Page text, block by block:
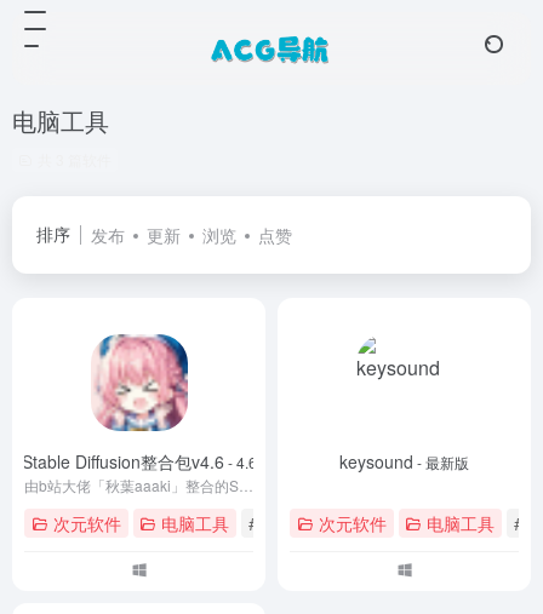
电脑工具
排序 发布 更新 浏览 点赞
Stable Diffusion整合包v4.6 - 4.6
次元软件 电脑工具 # Stable Diffusion # Stable
keysound - 最新版
次元软件 电脑工具 #